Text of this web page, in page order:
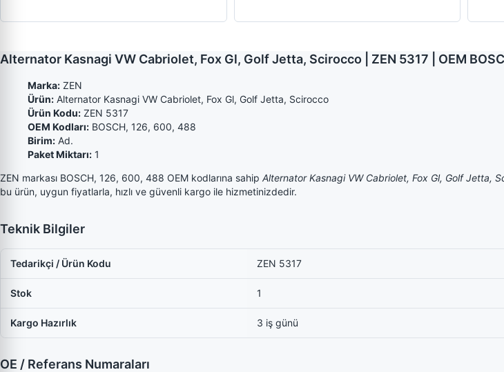
Alternator Kasnagi VW Cabriolet, Fox Gl, Golf Jetta, Scirocco | ZEN 5317 | OEM
Marka: ZEN
Ürün: Alternator Kasnagi VW Cabriolet, Fox Gl, Golf Jetta, Scirocco
Ürün Kodu: ZEN 5317
OEM Kodları: BOSCH, 126, 600, 488
Birim: Ad.
Paket Miktarı: 1
ZEN markası BOSCH, 126, 600, 488 OEM kodlarına sahip Alternator Kasnagi VW Cabriolet, Fox Gl, Golf Jetta,
bu ürün, uygun fiyatlarla, hızlı ve güvenli kargo ile hizmetinizdedir.
Teknik Bilgiler
Tedarikçi / Ürün Kodu ZEN 5317
Stok 1
Kargo Hazırlık 3 iş günü
OE / Referans Numaraları